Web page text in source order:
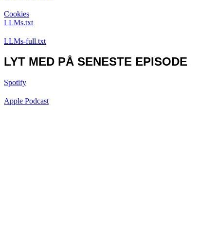
Cookies
LLMs.txt
LLMs-full.txt
LYT MED PÅ SENESTE EPISODE
Spotify
Apple Podcast